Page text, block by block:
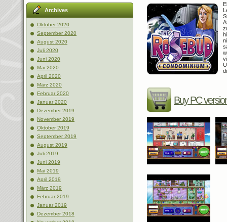
Archives
Oktober 2020
September 2020
August 2020
Juli 2020
Juni 2020
Mai 2020
April 2020
März 2020
Februar 2020
Januar 2020
Dezember 2019
November 2019
Oktober 2019
September 2019
August 2019
Juli 2019
Juni 2019
Mai 2019
April 2019
März 2019
Februar 2019
Januar 2019
Dezember 2018
Buy PC